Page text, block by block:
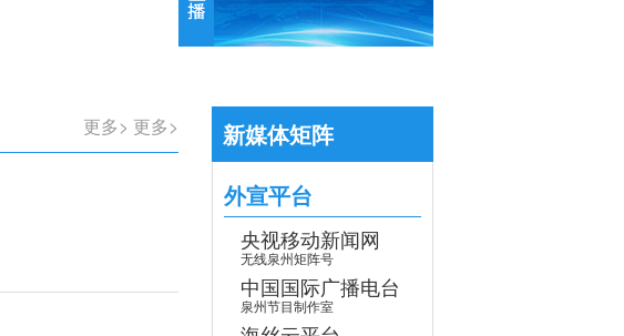
【专题】学习贯彻党的二十届四中全会
更多> 更多>
新媒体矩阵
外宣平台
央视移动新闻网
无线泉州矩阵号
中国国际广播电台
泉州节目制作室